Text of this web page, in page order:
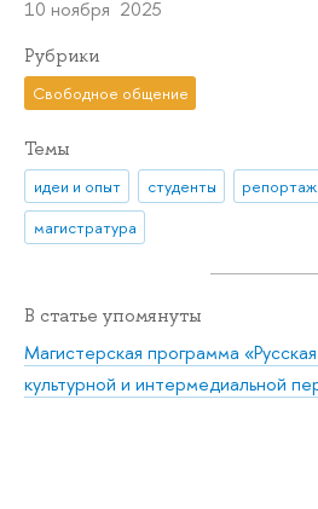
10 ноября 2025
Рубрики
Свободное общение
Темы
идеи и опыт студенты
магистратура
В статье упомянуты
Магистерская программа
культурной и интермедиальной